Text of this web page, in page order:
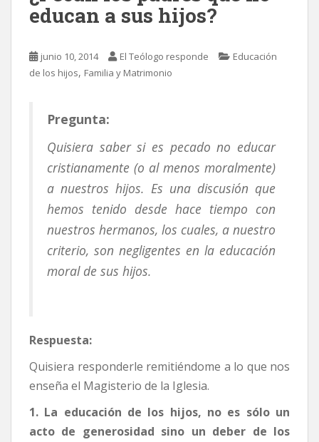
educan a sus hijos?
junio 10, 2014 El Teólogo responde
Educación
de los hijos, Familia y Matrimonio
Pregunta:
Quisiera saber si es pecado no educar
cristianamente (o al menos moralmente)
a nuestros hijos. Es una discusión que
hemos tenido desde hace tiempo con
nuestros hermanos, los cuales, a nuestro
criterio, son negligentes en la educación
moral de sus hijos.
Respuesta:
Quisiera responderle remitiéndome a lo que nos
enseña el Magisterio de la Iglesia.
1. La educación de los hijos, no es sólo un
acto de generosidad sino un deber de los